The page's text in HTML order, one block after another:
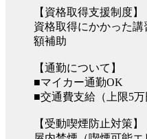
【資格取得支援制度】
資格取得にかかった
額補助
【通勤について】
■マイカー通勤OK
■交通費支給（上限5万
【受動喫煙防止対策】